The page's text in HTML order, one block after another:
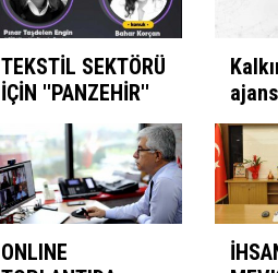
TEKSTİL SEKTÖRÜ
İÇİN ''PANZEHİR''
BULUNDU
ONLINE